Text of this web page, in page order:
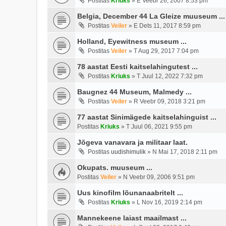
Belgia, December 44 La Gleize muuseum ...
Postitas Veiler » E Dets 11, 2017 8:59 pm
Holland, Eyewitness museum ...
Postitas Veiler » T Aug 29, 2017 7:04 pm
78 aastat Eesti kaitselahingutest ...
Postitas Kriuks » T Juul 12, 2022 7:32 pm
Baugnez 44 Museum, Malmedy ...
Postitas Veiler » R Veebr 09, 2018 3:21 pm
77 aastat Sinimägede kaitselahinguist ...
Postitas Kriuks » T Juul 06, 2021 9:55 pm
Jõgeva vanavara ja militaar laat.
Postitas uudishimulik » N Mai 17, 2018 2:11 pm
Okupats. muuseum ...
Postitas Veiler » N Veebr 09, 2006 9:51 pm
Uus kinofilm lõunanaabritelt ...
Postitas Kriuks » L Nov 16, 2019 2:14 pm
Mannekeene laiast maailmast ...